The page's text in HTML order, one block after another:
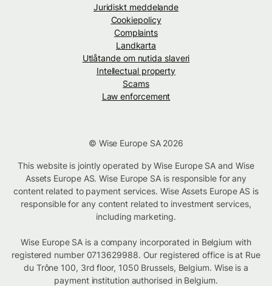
Juridiskt meddelande
Cookiepolicy
Complaints
Landkarta
Utlåtande om nutida slaveri
Intellectual property
Scams
Law enforcement
© Wise Europe SA 2026
This website is jointly operated by Wise Europe SA and Wise
Assets Europe AS. Wise Europe SA is responsible for any
content related to payment services. Wise Assets Europe AS is
responsible for any content related to investment services,
including marketing.
Wise Europe SA is a company incorporated in Belgium with
registered number 0713629988. Our registered office is at Rue
du Trône 100, 3rd floor, 1050 Brussels, Belgium. Wise is a
payment institution authorised in Belgium.